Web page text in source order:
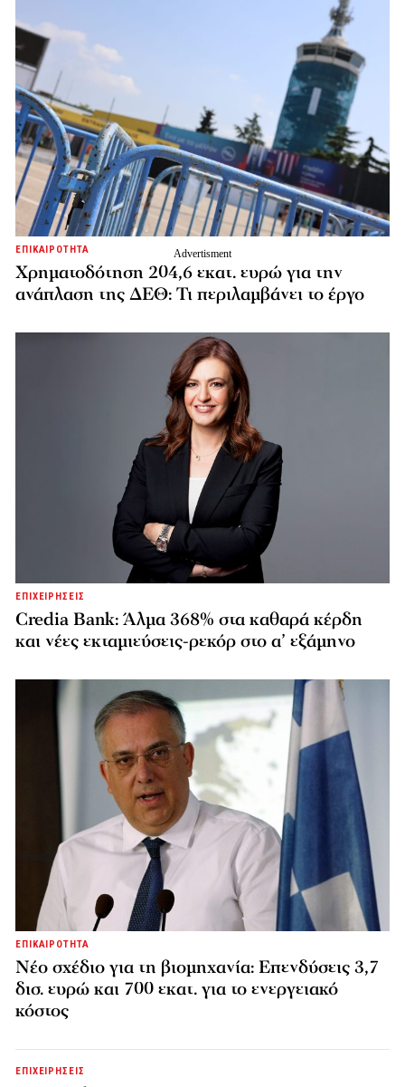
ΕΠΙΚΑΙΡΟΤΗΤΑ
Χρηματοδότηση 204,6 εκατ. ευρώ για την
ανάπλαση της ΔΕΘ: Τι περιλαμβάνει το έργο
ΕΠΙΧΕΙΡΗΣΕΙΣ
Credia Bank: Άλμα 368% στα καθαρά κέρδη
και νέες εκταμιεύσεις-ρεκόρ στο α’ εξάμηνο
ΕΠΙΚΑΙΡΟΤΗΤΑ
Νέο σχέδιο για τη βιομηχανία: Επενδύσεις 3,7
δισ. ευρώ και 700 εκατ. για το ενεργειακό
κόστος
ΕΠΙΧΕΙΡΗΣΕΙΣ